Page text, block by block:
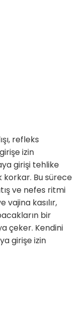
refleks
izin
girişi tehlike
korkar. Bu sürece
ve nefes ritmi
vajina kasılır,
bir
çeker. Kendini
girişe izin